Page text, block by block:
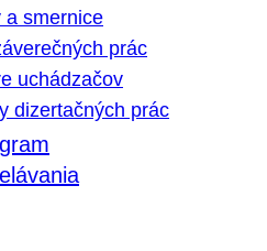
a smernice
prác
uchádzačov
dizertačných prác